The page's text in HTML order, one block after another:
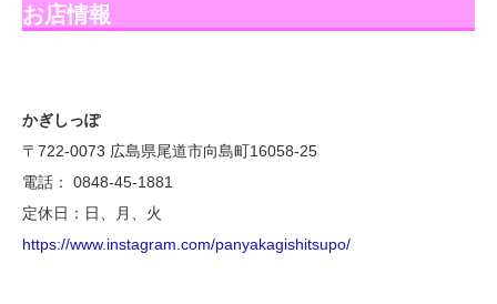
お店情報
かぎしっぽ
〒722-0073 広島県尾道市向島町16058-25
電話： 0848-45-1881
定休日：日、月、火
https://www.instagram.com/panyakagishitsupo/